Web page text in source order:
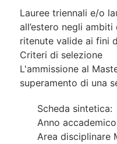
Lauree triennali e/o
all’estero negli
ritenute valide ai fini
Criteri di selezione
L'ammissione al
superamento di una
Scheda sintetica:
Anno
Area disciplinare